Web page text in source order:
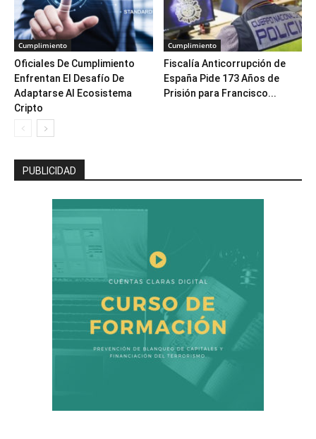
Cumplimiento
Oficiales De Cumplimiento
Enfrentan El Desafío De
Adaptarse Al Ecosistema
Cripto
Cumplimiento
Fiscalía Anticorrupción de
España Pide 173 Años de
Prisión para Francisco...
PUBLICIDAD